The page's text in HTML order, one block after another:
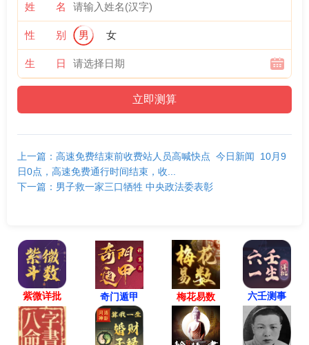
姓 名
性 别 男 女
生 日
上一篇：高速免费结束前收费站人员高喊快点 今日新闻 10月9
日0点，高速免费通行时间结束，收...
下一篇：男子救一家三口牺牲 中央政法委表彰
紫微详批 奇门遁甲 梅花易数 六壬测事